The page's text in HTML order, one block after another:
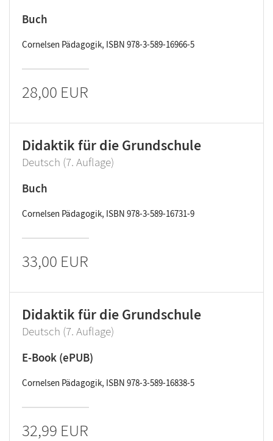
Buch
Cornelsen Pädagogik, ISBN 978-3-589-16966-5
28,00 EUR
Didaktik für die Grundschule
Deutsch (7. Auflage)
Buch
Cornelsen Pädagogik, ISBN 978-3-589-16731-9
33,00 EUR
Didaktik für die Grundschule
Deutsch (7. Auflage)
E-Book (ePUB)
Cornelsen Pädagogik, ISBN 978-3-589-16838-5
32,99 EUR